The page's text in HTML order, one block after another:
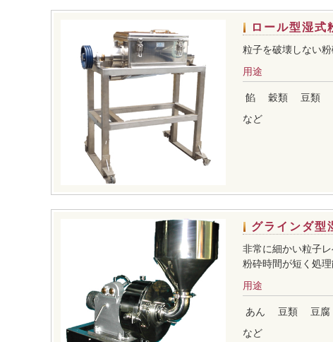
ロール型湿式
粒子を破壊しない
用途
餡 穀類 豆類
など
グラインダ型
非常に細かい粒子
粉砕時間が短く処
用途
あん 豆類 豆腐
など